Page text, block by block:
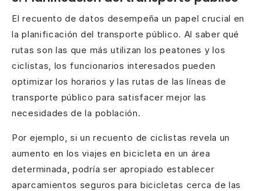
El recuento de datos desempeña un papel crucial en
la planificación del transporte público. Al saber qué
rutas son las que más utilizan los peatones y los
ciclistas, los funcionarios interesados pueden
optimizar los horarios y las rutas de las líneas de
transporte público para satisfacer mejor las
necesidades de la población.
Por ejemplo, si un recuento de ciclistas revela un
aumento en los viajes en bicicleta en un área
determinada, podría ser apropiado establecer
aparcamientos seguros para bicicletas cerca de las